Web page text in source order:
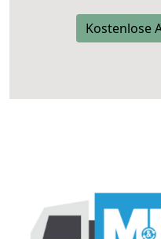
Kostenlose